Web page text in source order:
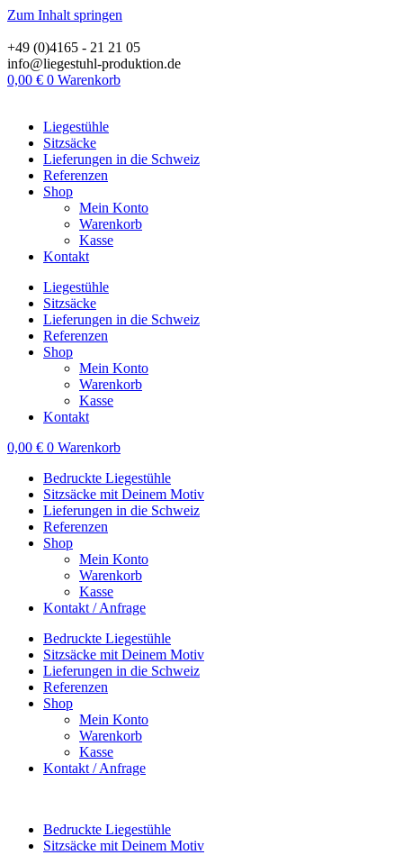
Zum Inhalt springen
+49 (0)4165 - 21 21 05
info@liegestuhl-produktion.de
0,00 € 0 Warenkorb
Liegestühle
Sitzsäcke
Lieferungen in die Schweiz
Referenzen
Shop
Mein Konto
Warenkorb
Kasse
Kontakt
Liegestühle
Sitzsäcke
Lieferungen in die Schweiz
Referenzen
Shop
Mein Konto
Warenkorb
Kasse
Kontakt
0,00 € 0 Warenkorb
Bedruckte Liegestühle
Sitzsäcke mit Deinem Motiv
Lieferungen in die Schweiz
Referenzen
Shop
Mein Konto
Warenkorb
Kasse
Kontakt / Anfrage
Bedruckte Liegestühle
Sitzsäcke mit Deinem Motiv
Lieferungen in die Schweiz
Referenzen
Shop
Mein Konto
Warenkorb
Kasse
Kontakt / Anfrage
Bedruckte Liegestühle
Sitzsäcke mit Deinem Motiv